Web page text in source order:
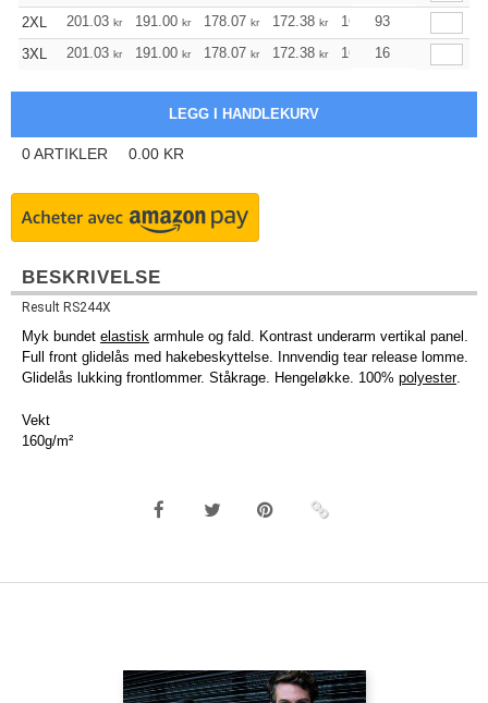
2XL
201.03 kr 191.00 kr 178.07 kr 172.38 kr 163.68 kr
93
3XL
201.03 kr 191.00 kr 178.07 kr 172.38 kr 163.68 kr
16
0ARTIKLER 0.00 KR
BESKRIVELSE
Result RS244X
Myk bundet elastisk armhule og fald. Kontrast underarm vertikal panel.
Full front glidelås med hakebeskyttelse. Innvendig tear release lomme.
Glidelås lukking frontlommer. Ståkrage. Hengeløkke. 100% polyester.
Vekt
160g/m²